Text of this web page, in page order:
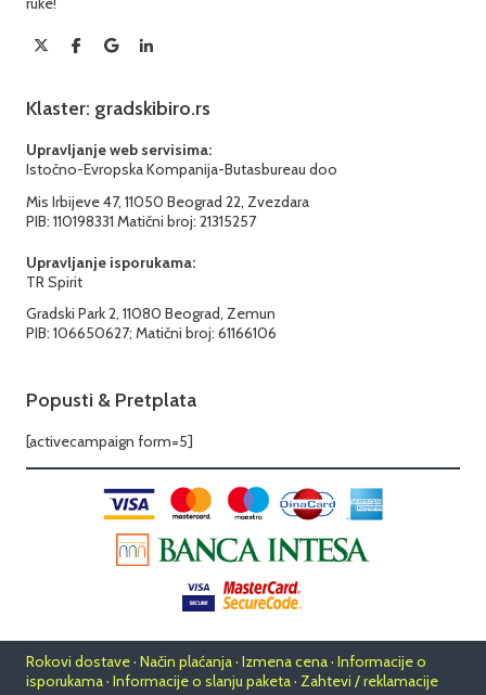
Klaster: gradskibiro.rs
Upravljanje web servisima:
Istočno-Evropska Kompanija-Butasbureau doo
Mis Irbijeve 47, 11050 Beograd 22, Zvezdara
PIB: 110198331 Matični broj: 21315257
Upravljanje isporukama:
TR Spirit
Gradski Park 2, 11080 Beograd, Zemun
PIB: 106650627; Matični broj: 61166106
Popusti & Pretplata
[activecampaign form=5]
Rokovi dostave · Način plaćanja · Izmena cena · Informacije o
isporukama · Informacije o slanju paketa · Zahtevi / reklamacije